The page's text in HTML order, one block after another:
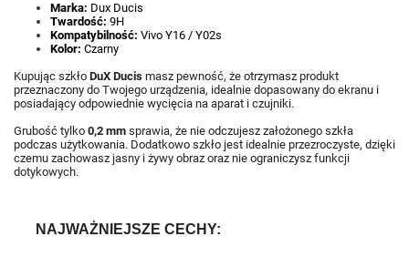
Marka: Dux Ducis
Twardość: 9H
Kompatybilność: Vivo Y16 / Y02s
Kolor: Czarny
Kupując szkło DuX Ducis masz pewność, że otrzymasz produkt
przeznaczony do Twojego urządzenia, idealnie dopasowany do ekranu i
posiadający odpowiednie wycięcia na aparat i czujniki.
Grubość tylko 0,2 mm sprawia, że nie odczujesz założonego szkła
podczas użytkowania. Dodatkowo szkło jest idealnie przezroczyste, dzięki
czemu zachowasz jasny i żywy obraz oraz nie ograniczysz funkcji
dotykowych.
NAJWAŻNIEJSZE CECHY: